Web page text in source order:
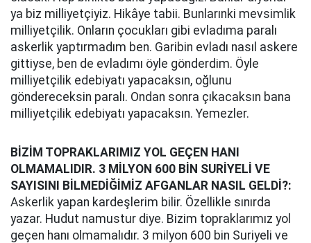
ya biz milliyetçiyiz. Hikâye tabii. Bunlarınki mevsimlik
milliyetçilik. Onların çocukları gibi evladıma paralı
askerlik yaptırmadım ben. Garibin evladı nasıl askere
gittiyse, ben de evladımı öyle gönderdim. Öyle
milliyetçilik edebiyatı yapacaksın, oğlunu
göndereceksin paralı. Ondan sonra çıkacaksın bana
milliyetçilik edebiyatı yapacaksın. Yemezler.
BİZİM TOPRAKLARIMIZ YOL GEÇEN HANI
OLMAMALIDIR. 3 MİLYON 600 BİN SURİYELİ VE
SAYISINI BİLMEDİĞİMİZ AFGANLAR NASIL GELDİ?:
Askerlik yapan kardeşlerim bilir. Özellikle sınırda
yazar. Hudut namustur diye. Bizim topraklarımız yol
geçen hanı olmamalıdır. 3 milyon 600 bin Suriyeli ve